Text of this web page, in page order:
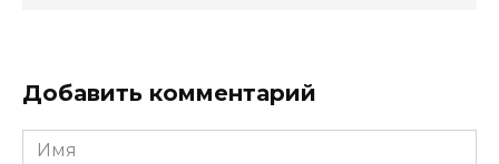
Добавить комментарий
Имя